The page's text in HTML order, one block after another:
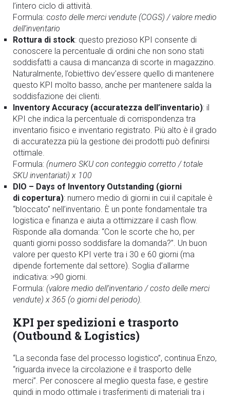
l’intero ciclo di attività.
Formula: costo delle merci vendute (COGS) / valore medio
dell’inventario
Rottura di stock: questo prezioso KPI consente di
conoscere la percentuale di ordini che non sono stati
soddisfatti a causa di mancanza di scorte in magazzino.
Naturalmente, l’obiettivo dev’essere quello di mantenere
questo KPI molto basso, anche per mantenere salda la
soddisfazione dei clienti.
Inventory Accuracy (accuratezza dell’inventario): il
KPI che indica la percentuale di corrispondenza tra
inventario fisico e inventario registrato. Più alto è il grado
di accuratezza più la gestione dei prodotti può definirsi
ottimale.
Formula: (numero SKU con conteggio corretto / totale
SKU inventariati) x 100
DIO – Days of Inventory Outstanding (giorni
di copertura): numero medio di giorni in cui il capitale è
“bloccato” nell’inventario. È un ponte fondamentale tra
logistica e finanza e aiuta a ottimizzare il cash flow.
Risponde alla domanda: “Con le scorte che ho, per
quanti giorni posso soddisfare la domanda?”. Un buon
valore per questo KPI verte tra i 30 e 60 giorni (ma
dipende fortemente dal settore). Soglia d’allarme
indicativa: >90 giorni.
Formula: (valore medio dell’inventario / costo delle merci
vendute) x 365 (o giorni del periodo).
KPI per spedizioni e trasporto
(Outbound & Logistics)
“La seconda fase del processo logistico”, continua Enzo,
“riguarda invece la circolazione e il trasporto delle
merci”. Per conoscere al meglio questa fase, e gestire
quindi in modo ottimale i trasferimenti di materiali tra i